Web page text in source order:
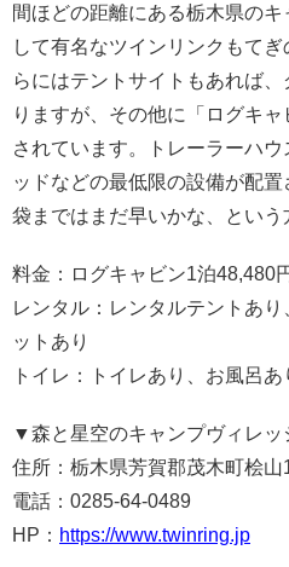
間ほどの距離にある栃木県の
して有名なツインリンクもて
らにはテントサイトもあれば
りますが、その他に「ログキ
されています。トレーラーハ
ッドなどの最低限の設備が配
袋まではまだ早いかな、という
料金：ログキャビン1泊48,480
レンタル：レンタルテントあ
ットあり
トイレ：トイレあり、お風呂あ
▼森と星空のキャンプヴィレッ
住所：栃木県芳賀郡茂木町桧
電話：0285-64-0489
HP： https://www.twinring.jp